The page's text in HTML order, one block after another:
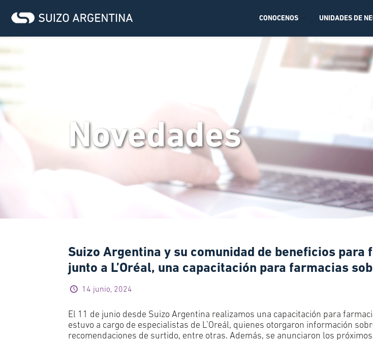
CONOCENOS UNIDADES DE
Novedades
Suizo Argentina y su comunidad de beneficios
junto a L’Oréal, una capacitación para farmacias
14 junio, 2024
El 11 de junio desde Suizo Argentina realizamos una capacitación para
estuvo a cargo de especialistas de L’Oreál, quienes otorgaron información
recomendaciones de surtido, entre otras. Además, se anunciaron los